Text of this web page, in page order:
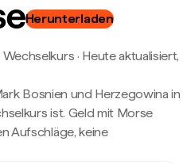
Herunterladen
Wechselkurs · Heute aktualisiert,
Bosnien und Herzegowina in
ist. Geld mit Morse
Aufschläge, keine